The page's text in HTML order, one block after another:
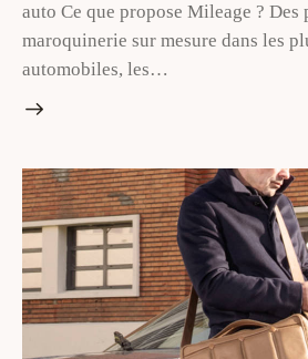
auto Ce que propose Mileage ? Des
maroquinerie sur mesure dans les
automobiles, les…